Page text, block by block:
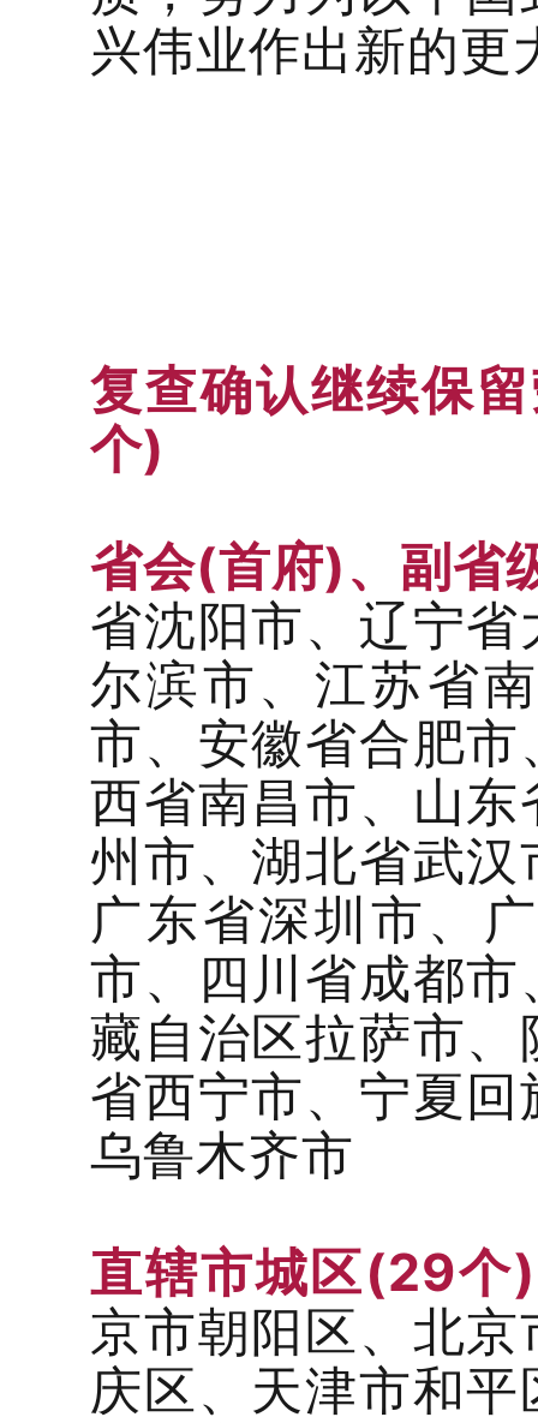
兴伟业作出新的更
复查确认继续保
个)
省会(首府)、副省
省沈阳市、辽宁
尔滨市、江苏省
市、安徽省合肥
西省南昌市、山
州市、湖北省武
广东省深圳市、
市、四川省成都
藏自治区拉萨市
省西宁市、宁夏
乌鲁木齐市
直辖市城区(29个
京市朝阳区、北
庆区、天津市和